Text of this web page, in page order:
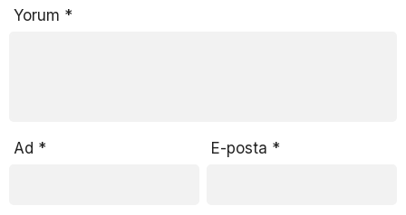
Yorum *
Ad * E-posta *